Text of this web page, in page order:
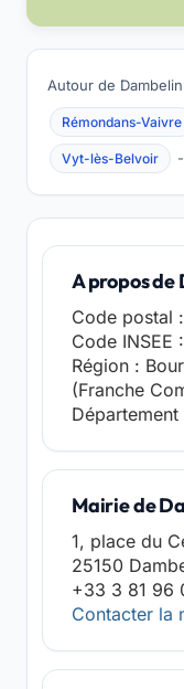
Autour de
Rémondans-Vaivre
Vyt-lès-Belvoir -
A propos
Code postal
Code INSEE
Région :
(Franche
Département
Mairie de
1, place du
25150
+33 3 81 96
Contacter la